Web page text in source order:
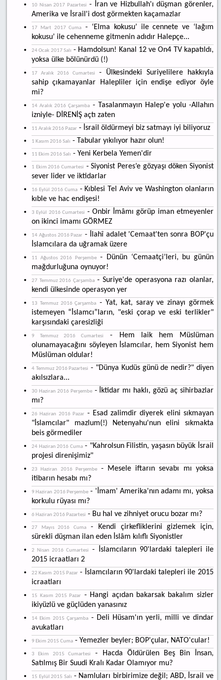
10 Nisan 2017 Pazartesi - İran ve Hizbullah'ı düşman görenler,
Amerika ve İsrail'i dost görmekten kaçamazlar
17 Mart 2017 Cuma
- ‘Elma kokusu’ ile cennete ve ‘lağım
kokusu’ ile cehenneme gitmenin adıdır Halepçe...
24 Ocak 2017 Salı - Hamdolsun! Kanal 12 ve On4 TV kapatıldı,
yoksa ülke bölünürdü (!)
17 Aralık 2016 Cumartesi
- Ülkesindeki Suriyelilere hakkıyla
sahip çıkamayanlar Halepliler için endişe ediyor öyle
mi?
14 Aralık 2016 Çarşamba - Tasalanmayın Halep'e yolu -Allahın
izniyle- DİRENİŞ açtı zaten
11 Aralık 2016 Pazar - İsrail öldürmeyi biz satmayı iyi biliyoruz
1 Kasım 2016 Salı - Tabular yıkılıyor hazır olun!
11 Ekim 2016 Salı - Yeni Kerbela Yemen'dir
1 Ekim 2016 Cumartesi - Siyonist Peres’e gözyaşı döken Siyonist
sever lider ve iktidarlar
16 Eylül 2016 Cuma- Kıblesi Tel Aviv ve Washington olanların
kıble ve hac endişesi!
3 Eylül 2016 Cumartesi - Onbir İmâmı görüp iman etmeyenler
on ikinci imamı GÖRMEZ
14 Ağustos 2016 Pazar - İlahî adalet 'Cemaat'ten sonra BOP'çu
İslamcılara da uğramak üzere
11 Ağustos 2016 Perşembe- Dünün ‘Cemaatçi’leri, bu günün
mağdurluğuna oynuyor!
27 Temmuz 2016 Çarşamba- Suriye'de operasyona razı olanlar,
kendi ülkesinde operasyon yer
13 Temmuz 2016 Çarşamba
- Yat, kat, saray ve zinayı görmek
istemeyen “İslamcı”ların, "eski çorap ve eski terlikler"
karşısındaki çaresizliği
9 Temmuz 2016 Cumartesi
- Hem laik hem Müslüman
olunamayacağını söyleyen İslamcılar, hem Siyonist hem
Müslüman oldular!
4 Temmuz 2016 Pazartesi - "Dünya Kudüs günü de nedir?" diyen
akılsızlara...
30 Haziran 2016 Perşembe- İktidar mı haklı, gözü aç sihirbazlar
mı?
26 Haziran 2016 Pazar- Esad zalimdir diyerek elini sıkmayan
"İslamcılar" mazlum(!) Netenyahu'nun elini sıkmakta
beis görmediler
24 Haziran 2016 Cuma- "Kahrolsun Filistin, yaşasın büyük İsrail
projesi direnişimiz"
23 Haziran 2016 Perşembe- Mesele iftarın sevabı mı yoksa
itibarın hesabı mı?
9 Haziran 2016 Perşembe - 'İmam' Amerika'nın adamı mı, yoksa
korkulu rüyası mı?
6 Haziran 2016 Pazartesi - Bu hal ve zihniyet orucu bozar mı?
27 Mayıs 2016 Cuma- Kendi çirkefliklerini gizlemek için,
sürekli düşman ilan eden İslâm kılıflı Siyonistler
2 Nisan 2016 Cumartesi
- İslamcıların 90'lardaki talepleri ile
2015 icraatları 2
22 Kasım 2015 Pazar - İslamcıların 90'lardaki talepleri ile 2015
icraatları
15 Kasım 2015 Pazar
- Hangi açıdan bakarsak bakalım sizler
ikiyüzlü ve güçlüden yanasınız
14 Ekim 2015 Çarşamba- Deli Hüsam'ın yerli, milli ve dindar
avukatları
9 Ekim 2015 Cuma - Yemezler beyler; BOP'çular, NATO'cular!
3 Ekim 2015 Cumartesi
- Hacda Öldürülen Beş Bin İnsan,
Satılmış Bir Suudi Kralı Kadar Olamıyor mu?
15 Eylül 2015 Salı - Namluları birbirimize değil; ABD, İsrail ve